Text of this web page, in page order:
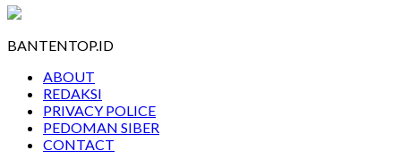
BANTENTOP.ID
ABOUT
REDAKSI
PRIVACY POLICE
PEDOMAN SIBER
CONTACT